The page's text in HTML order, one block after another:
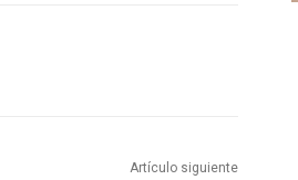
Artículo siguiente